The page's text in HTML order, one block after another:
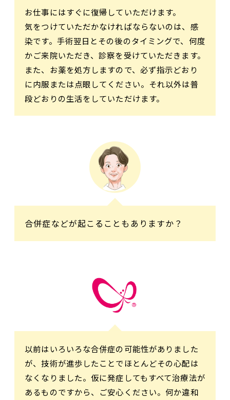
お仕事にはすぐに復帰していただけます。
気をつけていただかなければならないのは、感
染です。手術翌日とその後のタイミングで、何度
かご来院いただき、診察を受けていただきます。
また、お薬を処方しますので、必ず指示どおり
に内服または点眼してください。それ以外は普
段どおりの生活をしていただけます。
合併症などが起こることもありますか？
以前はいろいろな合併症の可能性がありました
が、技術が進歩したことでほとんどその心配は
なくなりました。仮に発症してもすべて治療法が
あるものですから、ご安心ください。何か違和